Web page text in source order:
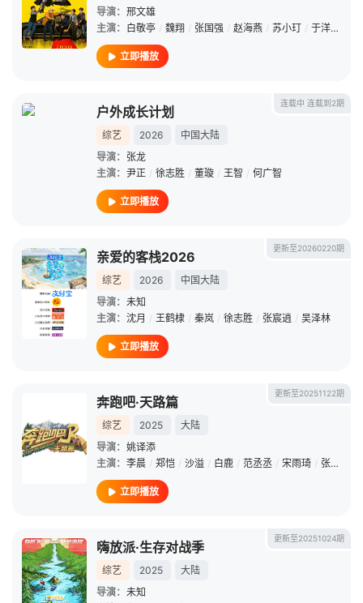
导演： 邢文雄
主演： 白敬亭 / 魏翔 / 张国强 / 赵海燕 / 苏小玎 / 于洋 /
立即播放
连载中 连载到2期
户外成长计划
综艺 2026
中国大陆
导演： 张龙
主演： 尹正 / 徐志胜 / 董璇 / 王智 / 何广智
立即播放
更新至20260220期
亲爱的客栈2026
综艺 2026
中国大陆
导演： 未知
主演： 沈月 / 王鹤棣 / 秦岚 / 徐志胜 / 张宸逍 / 吴泽林
立即播放
更新至20251122期
奔跑吧·天路篇
综艺 2025
大陆
导演： 姚译添
主演： 李晨 / 郑恺 / 沙溢 / 白鹿 / 范丞丞 / 宋雨琦 / 张真源
立即播放
更新至20251024期
嗨放派·生存对战季
综艺 2025
大陆
导演： 未知